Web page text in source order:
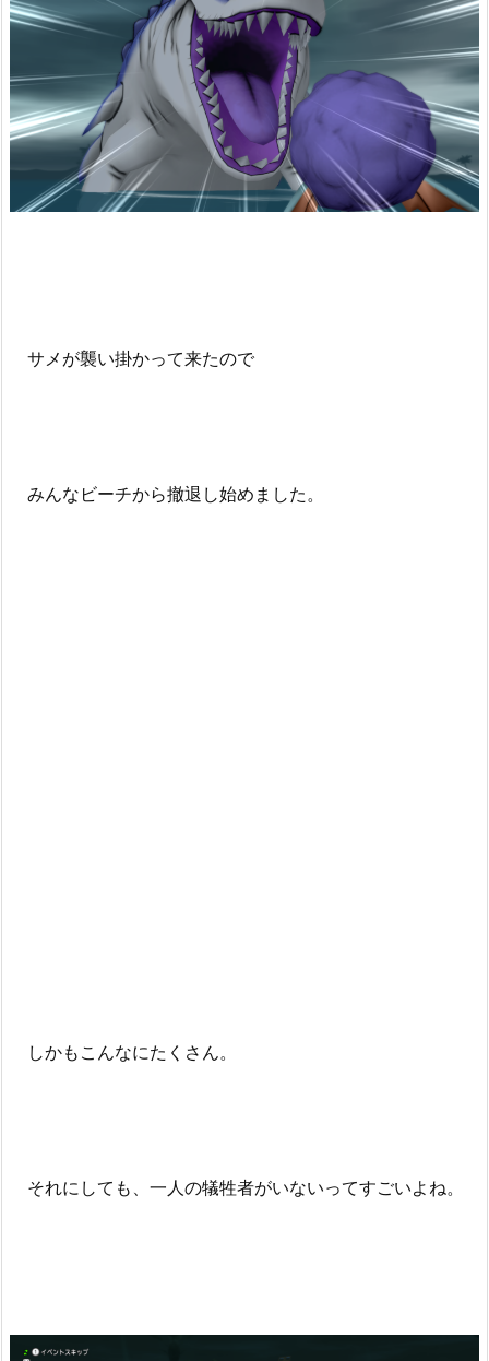
サメが襲い掛かって来たので
みんなビーチから撤退し始めました。
しかもこんなにたくさん。
それにしても、一人の犠牲者がいないってすごいよね。